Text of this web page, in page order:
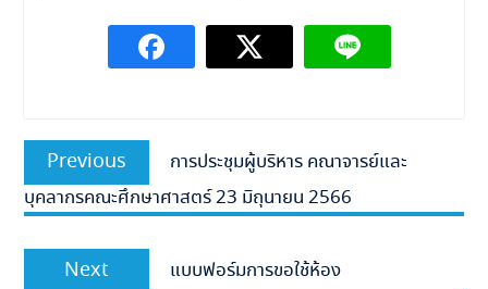
แนะแนว
เรื่อง
Previous
Previous
post:
การประชุมผู้บริหาร คณาจารย์และ
บุคลากรคณะศึกษาศาสตร์ 23 มิถุนายน 2566
Next
Next
post:
แบบฟอร์มการขอใช้ห้อง